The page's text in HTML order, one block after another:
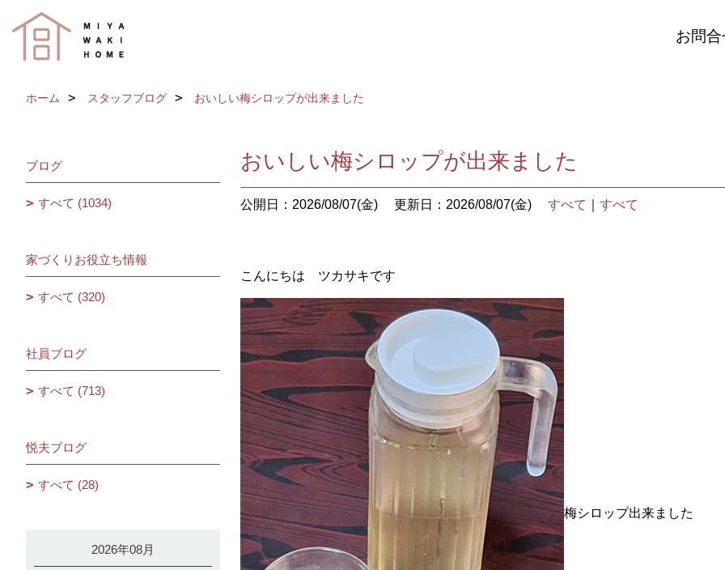
お問合
ホーム スタッフブログ おいしい梅シロップが出来ました
おいしい梅シロップが出来ました
公開日：2026/08/07(金) 更新日：2026/08/07(金) すべて すべて
こんにちは ツカサキです
梅シロップ出来ました
ブログ
すべて (1034)
家づくりお役立ち情報
すべて (320)
社員ブログ
すべて (713)
悦夫ブログ
すべて (28)
2026年08月